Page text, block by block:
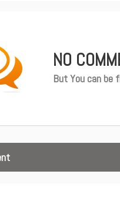
NO
But You can be